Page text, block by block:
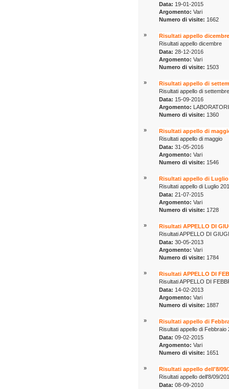
Data: 19-01-2015
Argomento: Vari
Numero di visite: 1662
»
Risultati appello
Risultati appello dicembre
Data: 28-12-2016
Argomento: Vari
Numero di visite: 1503
»
Risultati appello di
Risultati appello di
Data: 15-09-2016
Argomento:
Numero di visite: 1360
»
Risultati appello di
Risultati appello di maggio
Data: 31-05-2016
Argomento: Vari
Numero di visite: 1546
»
Risultati appello di Luglio
Risultati appello di Luglio
Data: 21-07-2015
Argomento: Vari
Numero di visite: 1728
»
Risultati APPELLO DI
Risultati APPELLO DI
Data: 30-05-2013
Argomento: Vari
Numero di visite: 1784
»
Risultati APPELLO DI
Risultati APPELLO DI
Data: 14-02-2013
Argomento: Vari
Numero di visite: 1887
»
Risultati appello di
Risultati appello di Febbraio
Data: 09-02-2015
Argomento: Vari
Numero di visite: 1651
»
Risultati appello dell'8/09/
Risultati appello dell'8/09/
Data: 08-09-2010